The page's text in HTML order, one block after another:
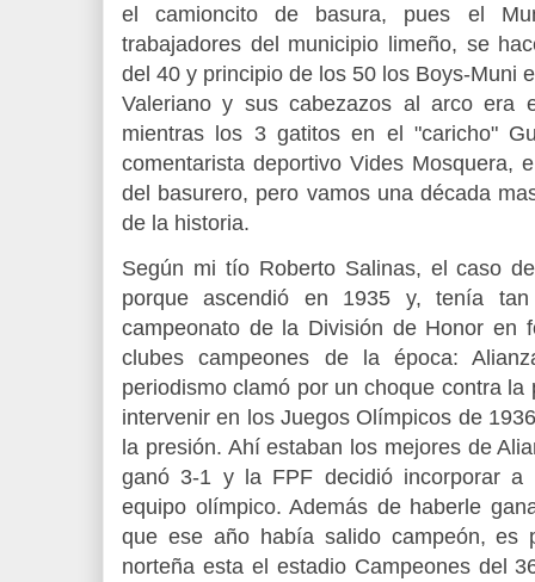
el camioncito de basura, pues el
trabajadores del municipio limeño, se
del 40 y principio de los 50 los Boys-Muni
Valeriano y sus cabezazos al arco era
mientras los 3 gatitos en el "caricho"
comentarista deportivo Vides Mosquera,
del basurero, pero vamos una década
de la historia.
Según mi tío Roberto Salinas, el caso
porque ascendió en 1935 y, tenía
campeonato de la División de Honor en
clubes campeones de la época:
periodismo clamó por un choque contra
intervenir en los Juegos Olímpicos de
la presión. Ahí estaban los mejores de
ganó 3-1 y la FPF decidió incorporar a
equipo olímpico. Además de haberle
que ese año había salido campeón, es
norteña esta el estadio Campeones del